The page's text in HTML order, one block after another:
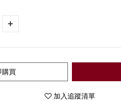
購買
加入追蹤清單